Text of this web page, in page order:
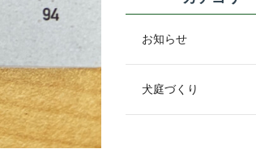
お知らせ
犬庭づくり